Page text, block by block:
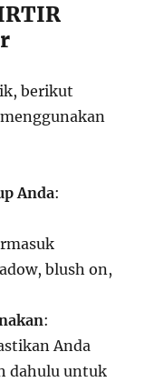
berikut
Anda:
blush on,
:
Anda
dahulu untuk